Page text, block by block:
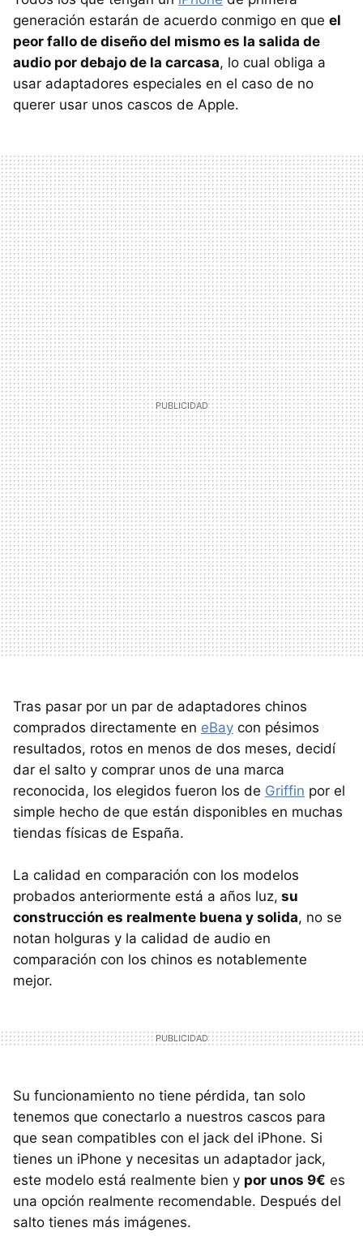
generación estarán de acuerdo conmigo en que el
peor fallo de diseño del mismo es la salida de
audio por debajo de la carcasa, lo cual obliga a
usar adaptadores especiales en el caso de no
querer usar unos cascos de Apple.
Tras pasar por un par de adaptadores chinos
comprados directamente en eBay con pésimos
resultados, rotos en menos de dos meses, decidí
dar el salto y comprar unos de una marca
reconocida, los elegidos fueron los de Griffin por el
simple hecho de que están disponibles en muchas
tiendas físicas de España.
La calidad en comparación con los modelos
probados anteriormente está a años luz, su
construcción es realmente buena y solida, no se
notan holguras y la calidad de audio en
comparación con los chinos es notablemente
mejor.
Su funcionamiento no tiene pérdida, tan solo
tenemos que conectarlo a nuestros cascos para
que sean compatibles con el jack del iPhone. Si
tienes un iPhone y necesitas un adaptador jack,
este modelo está realmente bien y por unos 9€ es
una opción realmente recomendable. Después del
salto tienes más imágenes.